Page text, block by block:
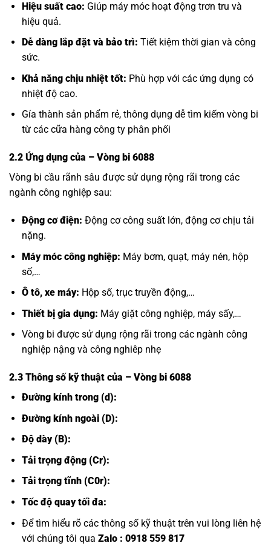
Hiệu suất cao: Giúp máy móc hoạt động trơn tru và
hiệu quả.
Dễ dàng lắp đặt và bảo trì: Tiết kiệm thời gian và công
sức.
Khả năng chịu nhiệt tốt: Phù hợp với các ứng dụng có
nhiệt độ cao.
Gía thành sản phẩm rẻ, thông dụng dễ tìm kiếm vòng bi
từ các cữa hàng công ty phân phối
2.2 Ứng dụng của – Vòng bi 6088
Vòng bi cầu rãnh sâu được sử dụng rộng rãi trong các
ngành công nghiệp sau:
Động cơ điện: Động cơ công suất lớn, động cơ chịu tải
nặng.
Máy móc công nghiệp: Máy bơm, quạt, máy nén, hộp
số,…
Ô tô, xe máy: Hộp số, trục truyền động,…
Thiết bị gia dụng: Máy giặt công nghiệp, máy sấy,…
Vòng bi được sử dụng rộng rãi trong các ngành công
nghiệp nậng và công nghiêp nhẹ
2.3 Thông số kỹ thuật của – Vòng bi 6088
Đường kính trong (d):
Đường kính ngoài (D):
Độ dày (B):
Tải trọng động (Cr):
Tải trọng tĩnh (C0r):
Tốc độ quay tối đa:
Để tìm hiểu rõ các thông số kỹ thuật trên vui lòng liên hệ
với chúng tôi qua Zalo : 0918 559 817